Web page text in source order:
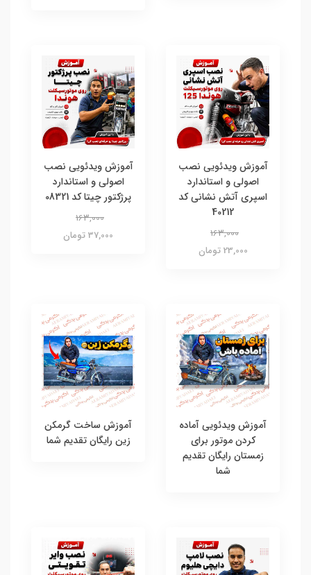
آموزش ویدئویی نصب
اصولی و استاندارد
اسپری آتش نشانی کد
40212
163,000
23,000 تومان
آموزش ویدئویی نصب
اصولی و استاندارد
پرژکتور چیتا کد 08321
163,000
37,000 تومان
آموزش ویدئویی آماده
کردن موتور برای
زمستان رایگان تقدیم
شما
آموزش ساخت گرمکن
زین رایگان تقدیم شما